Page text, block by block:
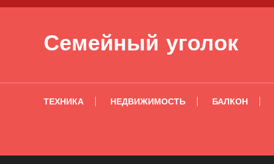
Перейти к содержимому
Семейный уголок
ТЕХНИКА НЕДВИЖИМОСТЬ БАЛКОН